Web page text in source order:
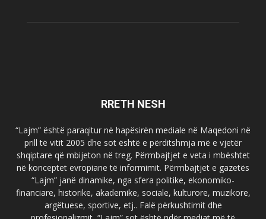
RRETH NESH
“Lajm” është paraqitur në hapësirën mediale në Maqedoni në
prill të vitit 2005 dhe sot është e përditshmja më e vjetër
shqiptare që mbijeton në treg. Përmbajtjet e veta i mbështet
në konceptet evropiane të informimit. Përmbajtjet e gazetës
“Lajm” janë dinamike, nga sfera politike, ekonomiko-
financiare, historike, akademike, sociale, kulturore, muzikore,
argëtuese, sportive, etj.. Falë përkushtimit dhe